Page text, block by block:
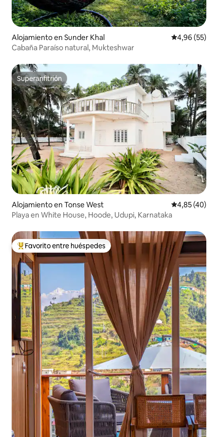
Alojamiento en Sunder Khal Calificación
4,96 (55)
Cabaña Paraíso natural, Mukteshwar
Superanfitrión
Superanfitrión
Alojamiento en Tonse West Calificación
4,85 (40)
Playa en White House, Hoode, Udupi, Karnataka
Favorito entre los huéspedes más destacados
Favorito entre huéspedes